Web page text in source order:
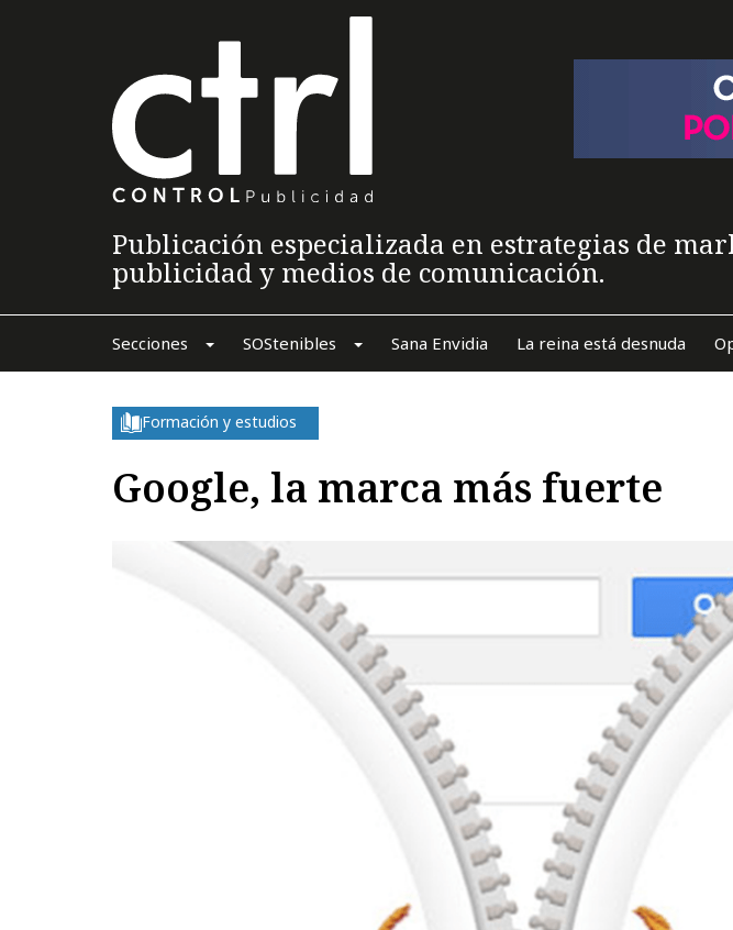
Publicación especializada en estrategias de
publicidad y medios de comunicación.
Secciones SOStenibles Sana Envidia La reina está desnuda
Formación y estudios
Google, la marca más fuerte